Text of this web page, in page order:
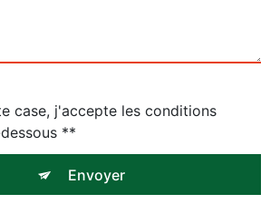
case, j'accepte les conditions
**
Envoyer